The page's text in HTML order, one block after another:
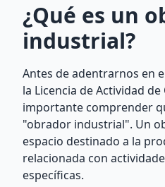
¿Qué es un
industrial?
Antes de adentrarnos en
la Licencia de Actividad
importante comprender
"obrador industrial". Un
espacio destinado a la
relacionada con
específicas.